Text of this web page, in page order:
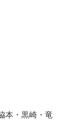
本・黒崎・竜